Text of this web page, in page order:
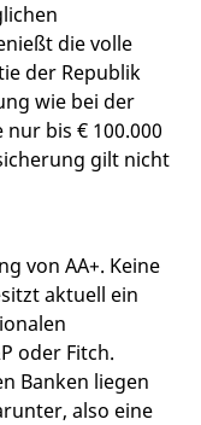
die volle
der Republik
wie bei der
bis € 100.000
gilt nicht
von AA+. Keine
aktuell ein
oder Fitch.
Banken liegen
also eine